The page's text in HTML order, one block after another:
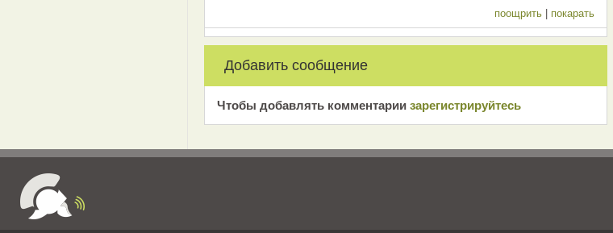
поощрить покарать
Добавить сообщение
Чтобы добавлять комментарии зарeгиcтрирyйтeсь